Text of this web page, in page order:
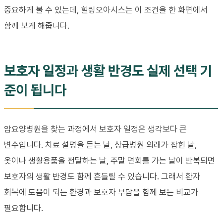
중요하게 볼 수 있는데, 힐링오아시스는 이 조건을 한 화면에서
함께 보게 해줍니다.
보호자 일정과 생활 반경도 실제 선택 기
준이 됩니다
암요양병원을 찾는 과정에서 보호자 일정은 생각보다 큰
변수입니다. 치료 설명을 듣는 날, 상급병원 외래가 잡힌 날,
옷이나 생활용품을 전달하는 날, 주말 면회를 가는 날이 반복되면
보호자의 생활 반경도 함께 흔들릴 수 있습니다. 그래서 환자
회복에 도움이 되는 환경과 보호자 부담을 함께 보는 비교가
필요합니다.